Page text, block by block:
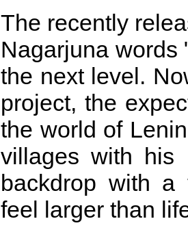
The recently
Nagarjuna words
the next level.
project, the
the world of
villages with his
backdrop with a
feel larger than